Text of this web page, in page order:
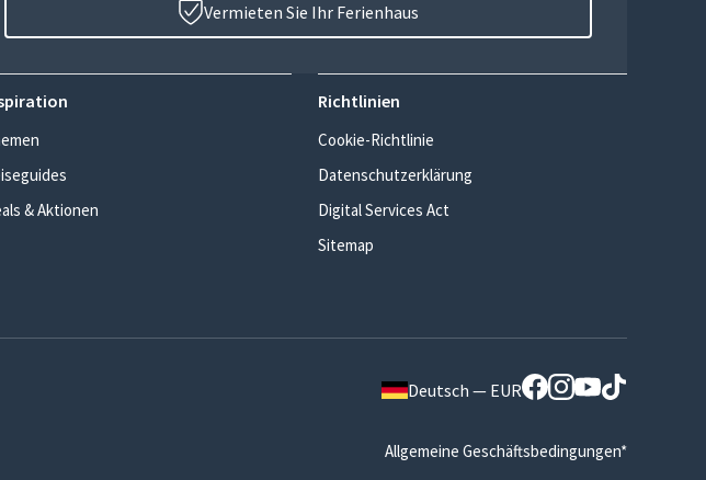
Vermieten Sie Ihr Ferienhaus
& Aktionen
Richtlinien
Cookie-Richtlinie
Datenschutzerklärung
Digital Services Act
Sitemap
Deutsch — EUR
Allgemeine Geschäftsbedingungen*